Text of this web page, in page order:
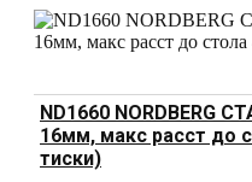
ND1660 NORDBERG
16мм, макс расст до
тиски)